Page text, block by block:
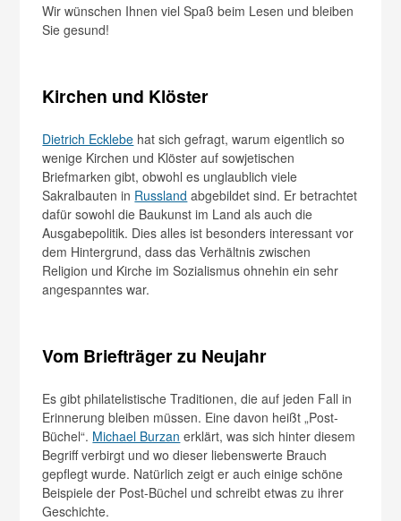
Wir wünschen Ihnen viel Spaß beim Lesen und bleiben
Sie gesund!
Kirchen und Klöster
Dietrich Ecklebe hat sich gefragt, warum eigentlich so
wenige Kirchen und Klöster auf sowjetischen
Briefmarken gibt, obwohl es unglaublich viele
Sakralbauten in Russland abgebildet sind. Er betrachtet
dafür sowohl die Baukunst im Land als auch die
Ausgabepolitik. Dies alles ist besonders interessant vor
dem Hintergrund, dass das Verhältnis zwischen
Religion und Kirche im Sozialismus ohnehin ein sehr
angespanntes war.
Vom Briefträger zu Neujahr
Es gibt philatelistische Traditionen, die auf jeden Fall in
Erinnerung bleiben müssen. Eine davon heißt „Post-
Büchel“. Michael Burzan erklärt, was sich hinter diesem
Begriff verbirgt und wo dieser liebenswerte Brauch
gepflegt wurde. Natürlich zeigt er auch einige schöne
Beispiele der Post-Büchel und schreibt etwas zu ihrer
Geschichte.